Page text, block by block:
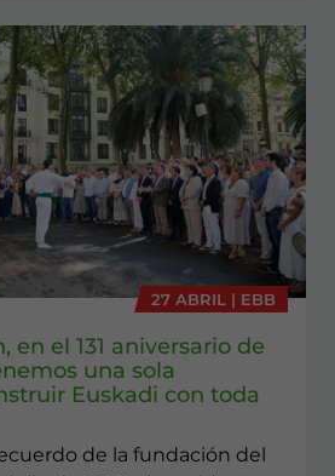
27 ABRIL | EBB
en el 131 aniversario de
una sola
Euskadi con toda
de la fundación del